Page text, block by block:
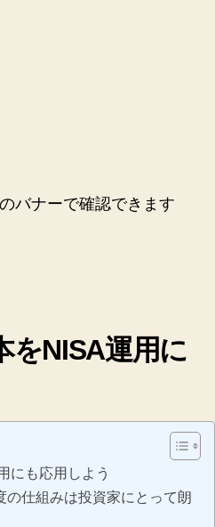
バナーで確認できます
をNISA運用に
にも応用しよう
仕組みは投資家にとって朗